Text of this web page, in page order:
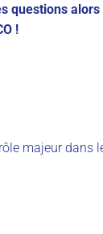
questions
!
majeur dans